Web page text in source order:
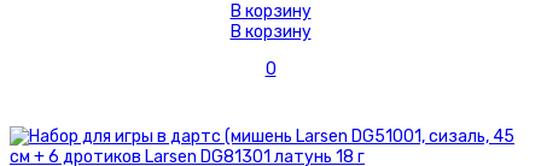
В корзину
В корзину
0